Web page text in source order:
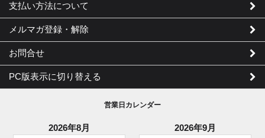
支払い方法について
メルマガ登録・解除
お問合せ
PC版表示に切り替える
営業日カレンダー
2026年8月 2026年9月